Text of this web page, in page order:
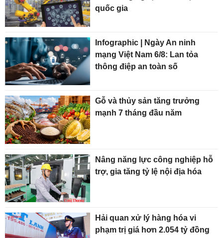
quốc gia
Infographic | Ngày An ninh
mạng Việt Nam 6/8: Lan tỏa
thông điệp an toàn số
Gỗ và thủy sản tăng trưởng
mạnh 7 tháng đầu năm
Nâng năng lực công nghiệp hỗ
trợ, gia tăng tỷ lệ nội địa hóa
Hải quan xử lý hàng hóa vi
phạm trị giá hơn 2.054 tỷ đồng